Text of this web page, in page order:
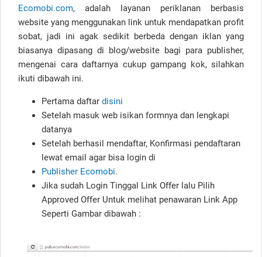
Ecomobi.com, adalah layanan periklanan berbasis
website yang menggunakan link untuk mendapatkan profit
sobat, jadi ini agak sedikit berbeda dengan iklan yang
biasanya dipasang di blog/website bagi para publisher,
mengenai cara daftarnya cukup gampang kok, silahkan
ikuti dibawah ini.
Pertama daftar disini
Setelah masuk web isikan formnya dan lengkapi
datanya
Setelah berhasil mendaftar, Konfirmasi pendaftaran
lewat email agar bisa login di
Publisher Ecomobi.
Jika sudah Login Tinggal Link Offer lalu Pilih
Approved Offer Untuk melihat penawaran Link App
Seperti Gambar dibawah :